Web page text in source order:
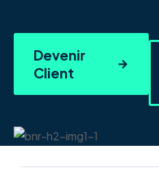
Devenir
Client